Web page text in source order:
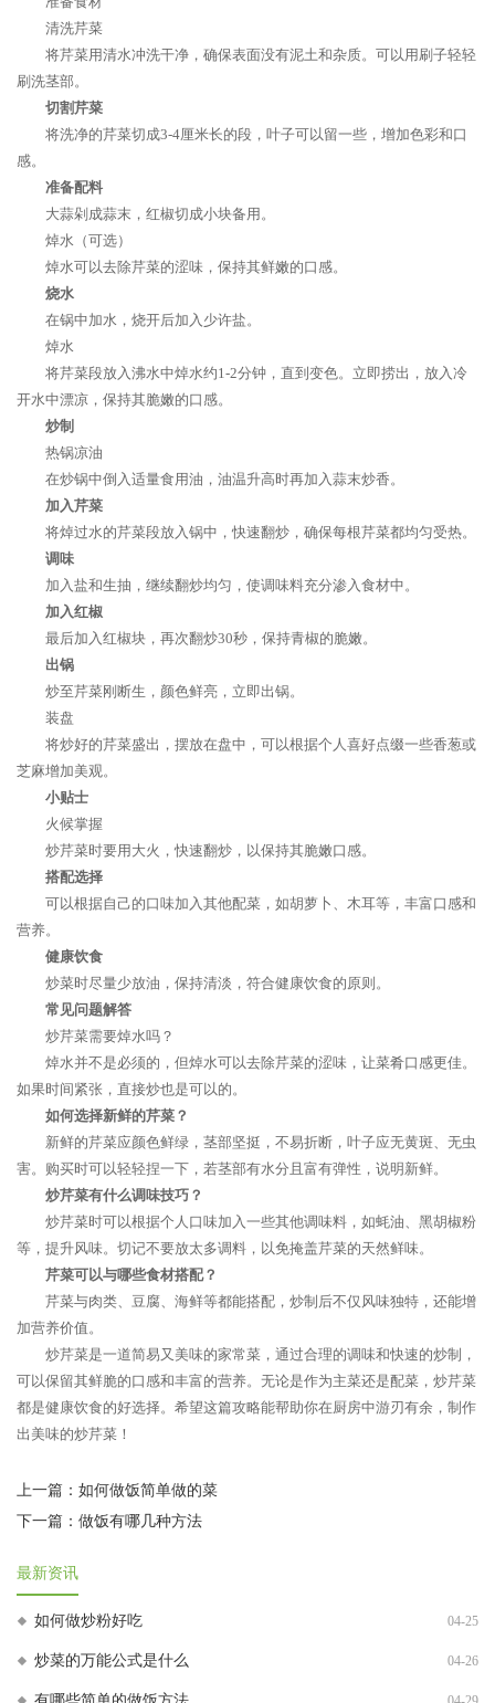
清洗芹菜
将芹菜用清水冲洗干净，确保表面没有泥土和杂质。可以用刷子轻轻
刷洗茎部。
切割芹菜
将洗净的芹菜切成3-4厘米长的段，叶子可以留一些，增加色彩和口
感。
准备配料
大蒜剁成蒜末，红椒切成小块备用。
焯水（可选）
焯水可以去除芹菜的涩味，保持其鲜嫩的口感。
烧水
在锅中加水，烧开后加入少许盐。
焯水
将芹菜段放入沸水中焯水约1-2分钟，直到变色。立即捞出，放入冷
开水中漂凉，保持其脆嫩的口感。
炒制
热锅凉油
在炒锅中倒入适量食用油，油温升高时再加入蒜末炒香。
加入芹菜
将焯过水的芹菜段放入锅中，快速翻炒，确保每根芹菜都均匀受热。
调味
加入盐和生抽，继续翻炒均匀，使调味料充分渗入食材中。
加入红椒
最后加入红椒块，再次翻炒30秒，保持青椒的脆嫩。
出锅
炒至芹菜刚断生，颜色鲜亮，立即出锅。
装盘
将炒好的芹菜盛出，摆放在盘中，可以根据个人喜好点缀一些香葱或
芝麻增加美观。
小贴士
火候掌握
炒芹菜时要用大火，快速翻炒，以保持其脆嫩口感。
搭配选择
可以根据自己的口味加入其他配菜，如胡萝卜、木耳等，丰富口感和
营养。
健康饮食
炒菜时尽量少放油，保持清淡，符合健康饮食的原则。
常见问题解答
炒芹菜需要焯水吗？
焯水并不是必须的，但焯水可以去除芹菜的涩味，让菜肴口感更佳。
如果时间紧张，直接炒也是可以的。
如何选择新鲜的芹菜？
新鲜的芹菜应颜色鲜绿，茎部坚挺，不易折断，叶子应无黄斑、无虫
害。购买时可以轻轻捏一下，若茎部有水分且富有弹性，说明新鲜。
炒芹菜有什么调味技巧？
炒芹菜时可以根据个人口味加入一些其他调味料，如蚝油、黑胡椒粉
等，提升风味。切记不要放太多调料，以免掩盖芹菜的天然鲜味。
芹菜可以与哪些食材搭配？
芹菜与肉类、豆腐、海鲜等都能搭配，炒制后不仅风味独特，还能增
加营养价值。
炒芹菜是一道简易又美味的家常菜，通过合理的调味和快速的炒制，
可以保留其鲜脆的口感和丰富的营养。无论是作为主菜还是配菜，炒芹菜
都是健康饮食的好选择。希望这篇攻略能帮助你在厨房中游刃有余，制作
出美味的炒芹菜！
上一篇： 如何做饭简单做的菜
下一篇： 做饭有哪几种方法
最新资讯
如何做炒粉好吃 04-25
炒菜的万能公式是什么 04-26